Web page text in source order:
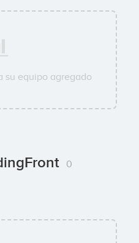
su equipo agregado
0